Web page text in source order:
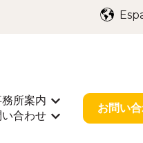
de 業種別サポー
所案内
Mostrar
de お役立ち情報
い合わせ
Mostrar
お問い